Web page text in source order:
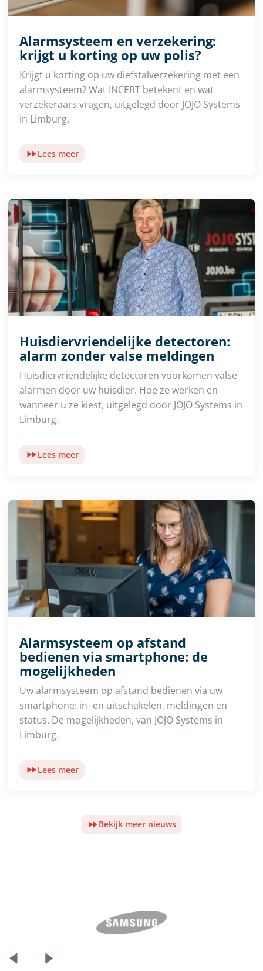
Alarmsysteem en verzekering:
krijgt u korting op uw polis?
Krijgt u korting op uw diefstalverzekering met een
alarmsysteem? Wat INCERT betekent en wat
verzekeraars vragen, uitgelegd door JOJO Systems
in Limburg.
Lees meer
Huisdiervriendelijke detectoren:
alarm zonder valse meldingen
Huisdiervriendelijke detectoren voorkomen valse
alarmen door uw huisdier. Hoe ze werken en
wanneer u ze kiest, uitgelegd door JOJO Systems in
Limburg.
Lees meer
Alarmsysteem op afstand
bedienen via smartphone: de
mogelijkheden
Uw alarmsysteem op afstand bedienen via uw
smartphone: in- en uitschakelen, meldingen en
status. De mogelijkheden, van JOJO Systems in
Limburg.
Lees meer
Bekijk meer nieuws